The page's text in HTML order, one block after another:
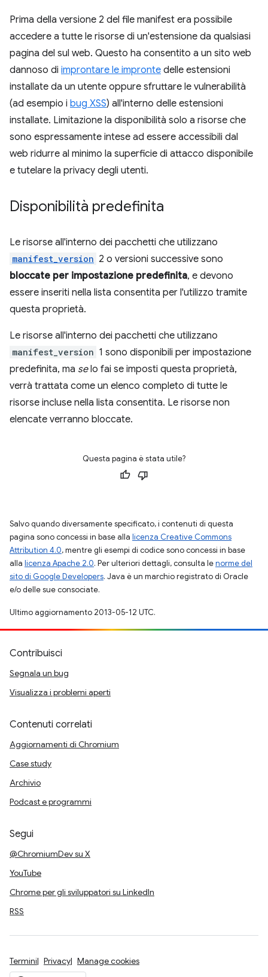
Prima della versione 2 del file manifest era possibile
accedere a tutte le risorse di un'estensione da qualsiasi
pagina del sul web. Questo ha consentito a un sito web
dannoso di improntare le impronte delle estensioni
installate da un utente oppure sfruttare le vulnerabilità
(ad esempio i bug XSS) all'interno delle estensioni
installate. Limitazione la disponibilità solo a risorse che
sono espressamente intese ad essere accessibili dal
web ridurre al minimo la superficie di attacco disponibile
e tutelare la privacy degli utenti.
Disponibilità predefinita
Le risorse all'interno dei pacchetti che utilizzano
manifest_version 2 o versioni successive sono
bloccate per impostazione predefinita, e devono
essere inseriti nella lista consentita per l'utilizzo tramite
questa proprietà.
Le risorse all'interno dei pacchetti che utilizzano
manifest_version 1 sono disponibili per impostazione
predefinita, ma selo fai se imposti questa proprietà,
verrà trattata come un elenco completo di tutte le
risorse incluse nella lista consentita. Le risorse non
elencate verranno bloccate.
Questa pagina è stata utile?
Salvo quando diversamente specificato, i contenuti di questa
pagina sono concessi in base alla licenza Creative Commons
Attribution 4.0, mentre gli esempi di codice sono concessi in base
alla licenza Apache 2.0. Per ulteriori dettagli, consulta lenorme del
sito di Google Developers. Java è un marchio registrato di Oracle
e/o delle sue consociate.
Ultimo aggiornamento 2013-05-12 UTC.
Contribuisci
Segnala un bug
Visualizza i problemi aperti
Contenuti correlati
Aggiornamenti di Chromium
Case study
Archivio
Podcast e programmi
Segui
@ChromiumDev su X
YouTube
Chrome per gli sviluppatori su LinkedIn
RSS
Termini Privacy Manage cookies